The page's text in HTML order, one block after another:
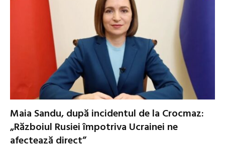
Maia Sandu, după incidentul de la Crocmaz:
„Războiul Rusiei împotriva Ucrainei ne
afectează direct”